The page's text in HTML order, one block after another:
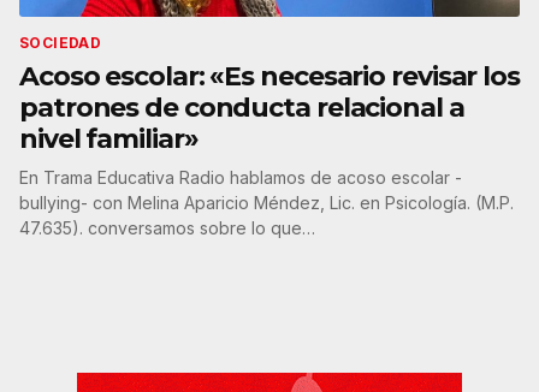
SOCIEDAD
Acoso escolar: «Es necesario revisar los
patrones de conducta relacional a
nivel familiar»
En Trama Educativa Radio hablamos de acoso escolar -
bullying- con Melina Aparicio Méndez, Lic. en Psicología. (M.P.
47.635). conversamos sobre lo que…